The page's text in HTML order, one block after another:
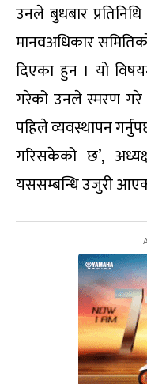
उनले बुधबार
मानवअधिकार
दिएका हुन । यो
गरेको उनले स्मरण गरे
पहिले व्यवस्थापन
गरिसकेको छ’,
यससम्बन्धि उजुरी